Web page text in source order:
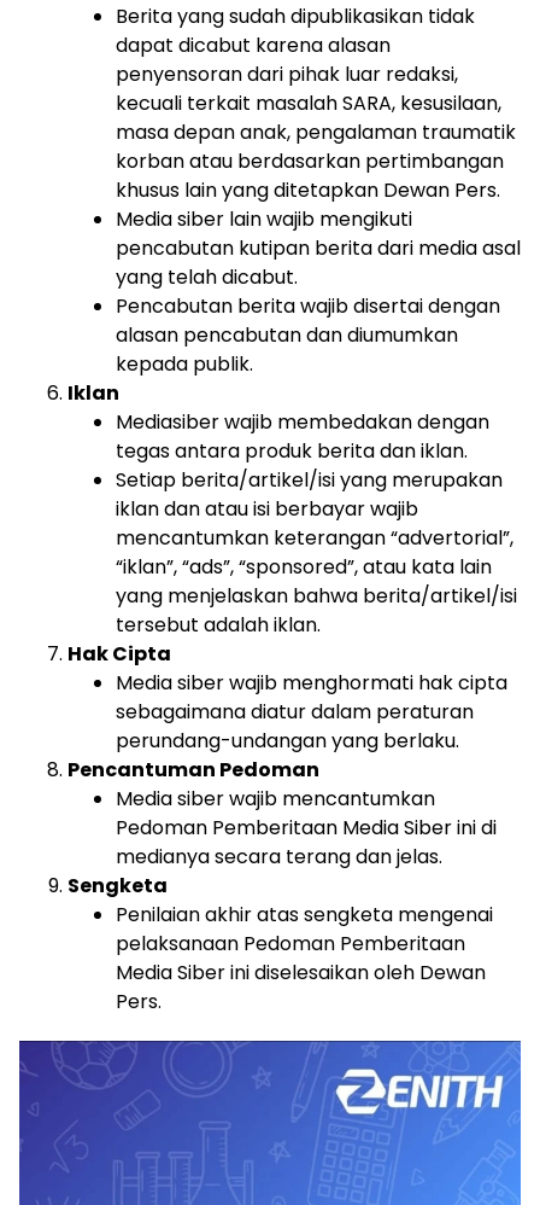
Berita yang sudah dipublikasikan tidak
dapat dicabut karena alasan
penyensoran dari pihak luar redaksi,
kecuali terkait masalah SARA, kesusilaan,
masa depan anak, pengalaman traumatik
korban atau berdasarkan pertimbangan
khusus lain yang ditetapkan Dewan Pers.
Media siber lain wajib mengikuti
pencabutan kutipan berita dari media asal
yang telah dicabut.
Pencabutan berita wajib disertai dengan
alasan pencabutan dan diumumkan
kepada publik.
Iklan
Mediasiber wajib membedakan dengan
tegas antara produk berita dan iklan.
Setiap berita/artikel/isi yang merupakan
iklan dan atau isi berbayar wajib
mencantumkan keterangan “advertorial”,
“iklan”, “ads”, “sponsored”, atau kata lain
yang menjelaskan bahwa berita/artikel/isi
tersebut adalah iklan.
Hak Cipta
Media siber wajib menghormati hak cipta
sebagaimana diatur dalam peraturan
perundang-undangan yang berlaku.
Pencantuman Pedoman
Media siber wajib mencantumkan
Pedoman Pemberitaan Media Siber ini di
medianya secara terang dan jelas.
Sengketa
Penilaian akhir atas sengketa mengenai
pelaksanaan Pedoman Pemberitaan
Media Siber ini diselesaikan oleh Dewan
Pers.